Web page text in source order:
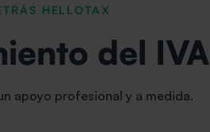
HELLOTAX
del IVA
apoyo profesional y a medida.